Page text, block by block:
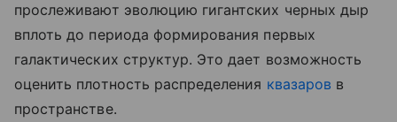
прослеживают эволюцию гигантских черных дыр
вплоть до периода формирования первых
галактических структур. Это дает возможность
оценить плотность распределения квазаров в
пространстве.